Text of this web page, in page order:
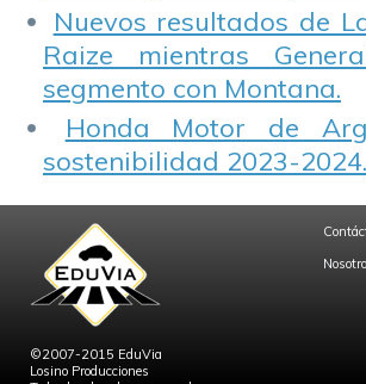
Nuevos resultados de
Raize mientras
segmento con Montana.
Honda Motor de
sostenibilidad 2023-2024.
©2007-2015 EduVia
Losino Producciones